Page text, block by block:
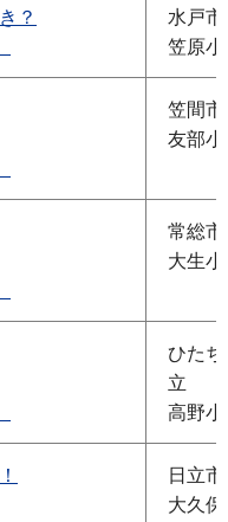
？
水戸
笠原
笠間市
友部
常総市
大生
ひた
立
高野
日立
大久